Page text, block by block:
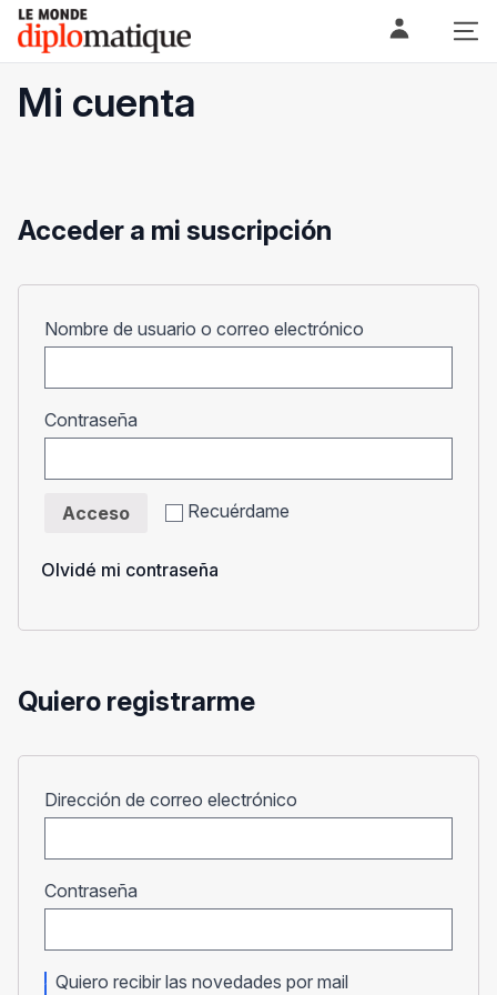
Skip
content
Le monde diplomatique
Mi cuenta
Acceder a mi suscripción
Nombre de usuario o correo electrónico
Contraseña
Recuérdame
Acceso
Olvidé mi contraseña
Quiero registrarme
Dirección de correo electrónico
Contraseña
Quiero recibir las novedades por mail